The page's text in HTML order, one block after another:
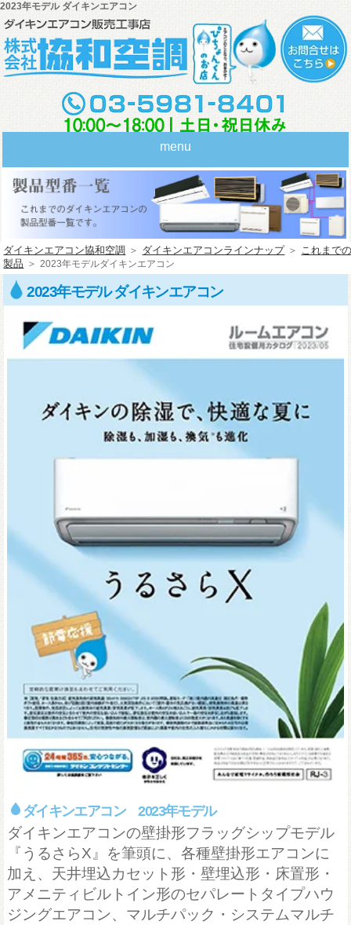
2023年モデル ダイキンエアコン
menu
ダイキンエアコン協和空調 ＞ ダイキンエアコンラインナップ＞
これまで
製品 ＞ 2023年モデルダイキンエアコン
2023年モデル ダイキンエアコン
ダイキンエアコン 2023年モデル
ダイキンエアコンの壁掛形フラッグシップモデル
『うるさらX』を筆頭に、各種壁掛形エアコンに
加え、天井埋込カセット形・壁埋込形・床置形・
アメニティビルトイン形のセパレートタイプハウ
ジングエアコン、マルチパック・システムマルチ